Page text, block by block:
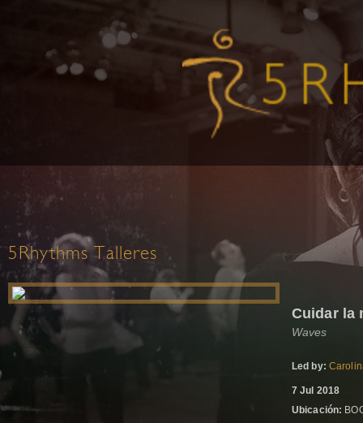
5Rhythms Talleres
Cuidar la
Waves
Led by:
7 Jul 2018
Ubicación: